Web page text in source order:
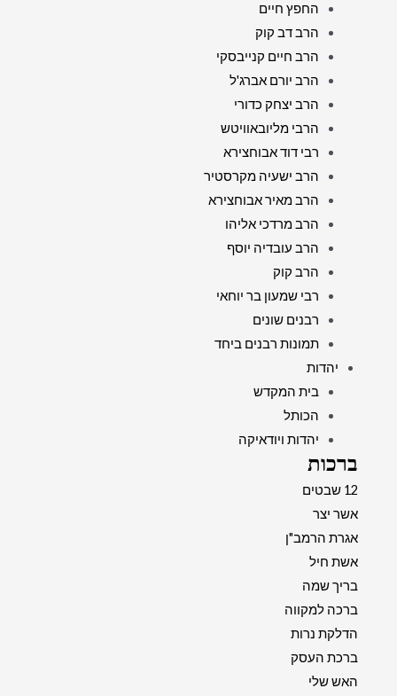
החפץ חיים
הרב דב קוק
הרב חיים קנייבסקי
הרב יורם אברג'ל
הרב יצחק כדורי
הרבי מליובאוויטש
רבי דוד אבוחצירא
הרב ישעיה מקרסטיר
הרב מאיר אבוחצירא
הרב מרדכי אליהו
הרב עובדיה יוסף
הרב קוק
רבי שמעון בר יוחאי
רבנים שונים
תמונות רבנים ביחד
יהדות
בית המקדש
הכותל
יהדות ויודאיקה
ברכות
12 שבטים
אשר יצר
אגרת הרמב"ן
אשת חיל
בריך שמה
ברכה למקווה
הדלקת נרות
ברכת העסק
האש שלי